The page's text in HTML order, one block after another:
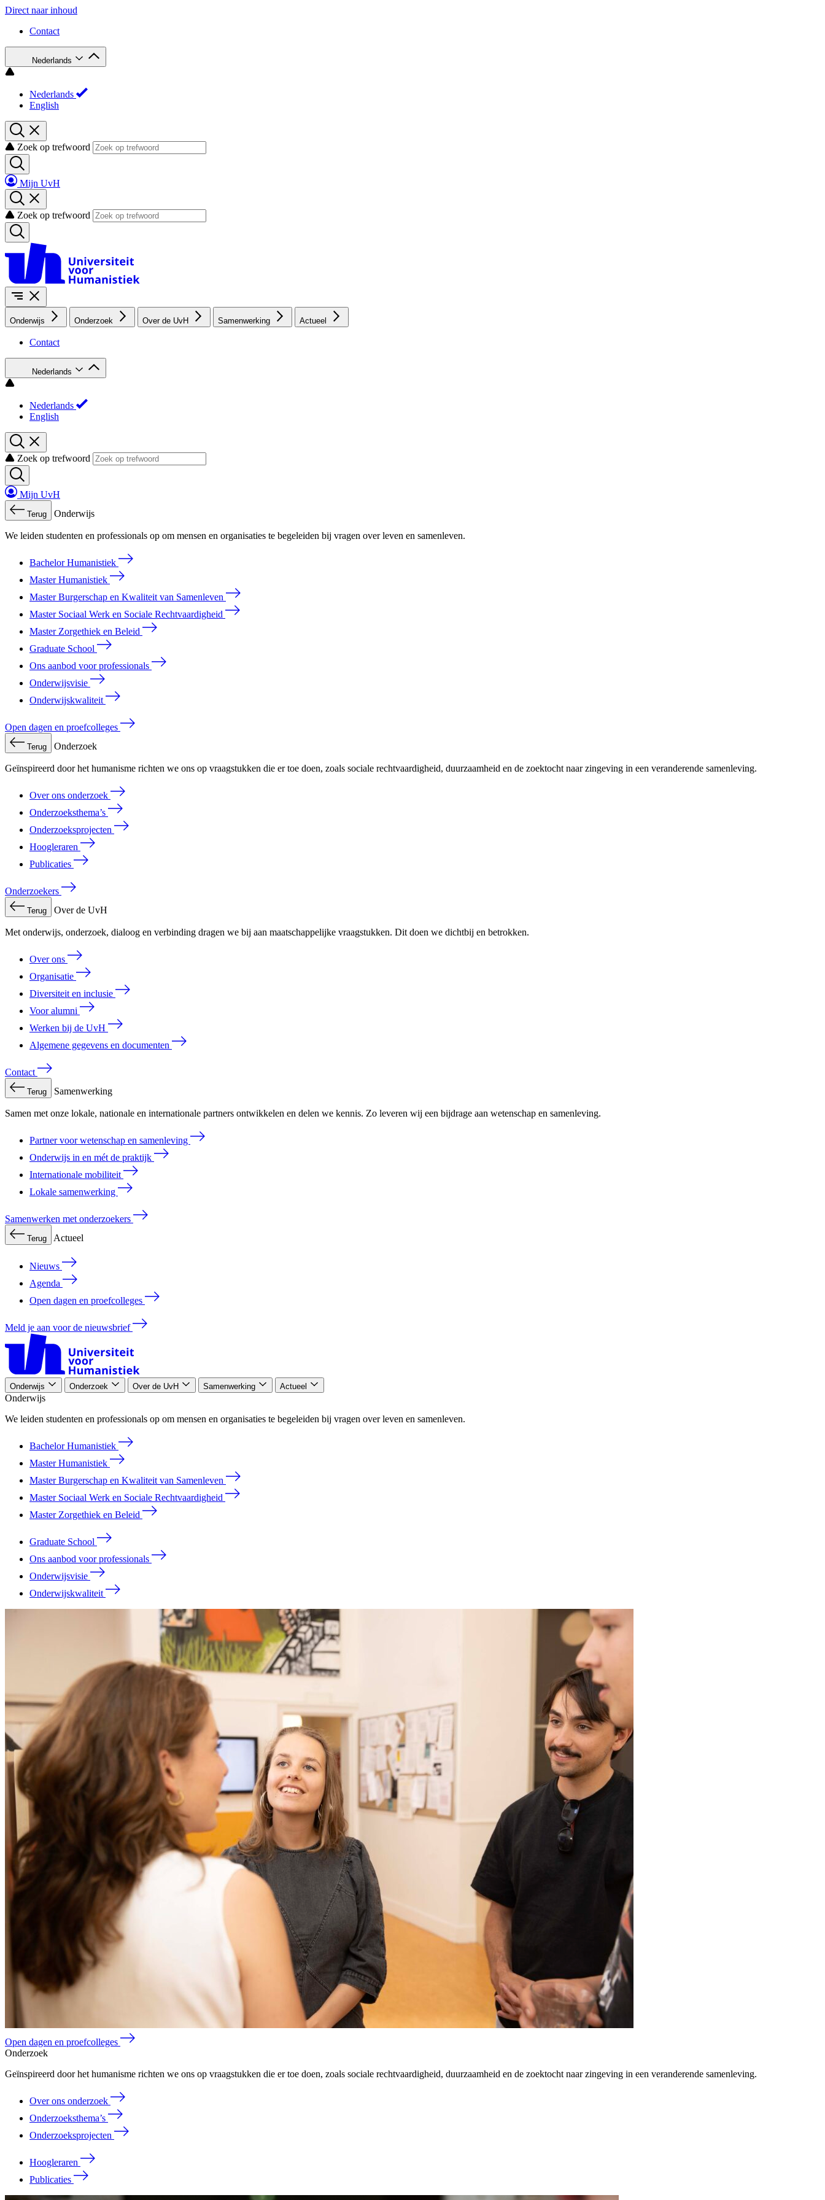
Direct naar inhoud
Contact
Nederlands
Nederlands
English
Zoek op trefwoord
Mijn UvH
Zoek op trefwoord
Onderwijs Onderzoek Over de UvH Samenwerking Actueel
Contact
Nederlands
Nederlands
English
Zoek op trefwoord
Mijn UvH
Terug Onderwijs
We leiden studenten en professionals op om mensen en organisaties te begeleiden bij vragen over leven en samenleven.
Bachelor Humanistiek
Master Humanistiek
Master Burgerschap en Kwaliteit van Samenleven
Master Sociaal Werk en Sociale Rechtvaardigheid
Master Zorgethiek en Beleid
Graduate School
Ons aanbod voor professionals
Onderwijsvisie
Onderwijskwaliteit
Open dagen en proefcolleges
Terug Onderzoek
Geïnspireerd door het humanisme richten we ons op vraagstukken die er toe doen, zoals sociale rechtvaardigheid, duurzaamheid en de zoektocht naar zingeving in een veranderende samenleving.
Over ons onderzoek
Onderzoeksthema’s
Onderzoeksprojecten
Hoogleraren
Publicaties
Onderzoekers
Terug Over de UvH
Met onderwijs, onderzoek, dialoog en verbinding dragen we bij aan maatschappelijke vraagstukken. Dit doen we dichtbij en betrokken.
Over ons
Organisatie
Diversiteit en inclusie
Voor alumni
Werken bij de UvH
Algemene gegevens en documenten
Contact
Terug Samenwerking
Samen met onze lokale, nationale en internationale partners ontwikkelen en delen we kennis. Zo leveren wij een bijdrage aan wetenschap en samenleving.
Partner voor wetenschap en samenleving
Onderwijs in en mét de praktijk
Internationale mobiliteit
Lokale samenwerking
Samenwerken met onderzoekers
Terug Actueel
Nieuws
Agenda
Open dagen en proefcolleges
Meld je aan voor de nieuwsbrief
Onderwijs Onderzoek Over de UvH Samenwerking Actueel
Onderwijs
We leiden studenten en professionals op om mensen en organisaties te begeleiden bij vragen over leven en samenleven.
Bachelor Humanistiek
Master Humanistiek
Master Burgerschap en Kwaliteit van Samenleven
Master Sociaal Werk en Sociale Rechtvaardigheid
Master Zorgethiek en Beleid
Graduate School
Ons aanbod voor professionals
Onderwijsvisie
Onderwijskwaliteit
Open dagen en proefcolleges
Onderzoek
Geïnspireerd door het humanisme richten we ons op vraagstukken die er toe doen, zoals sociale rechtvaardigheid, duurzaamheid en de zoektocht naar zingeving in een veranderende samenleving.
Over ons onderzoek
Onderzoeksthema’s
Onderzoeksprojecten
Hoogleraren
Publicaties